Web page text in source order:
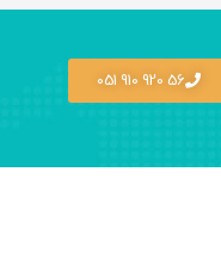
56 920 910 051